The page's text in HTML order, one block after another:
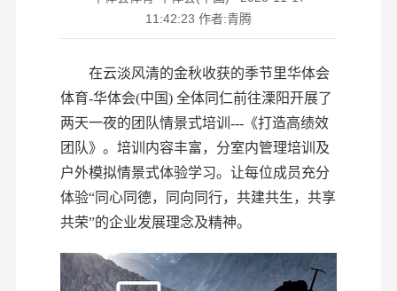
11:42:23 作者:青腾
在云淡风清的金秋收获的季节里华体会
体育-华体会(中国) 全体同仁前往溧阳开展了
两天一夜的团队情景式培训 ---《打造高绩效
团队》。培训内容丰富，分室内管理培训及
户外模拟情景式体验学习。让每位成员充分
体验“同心同德，同向同行，共建共生，共享
共荣”的企业发展理念及精神。